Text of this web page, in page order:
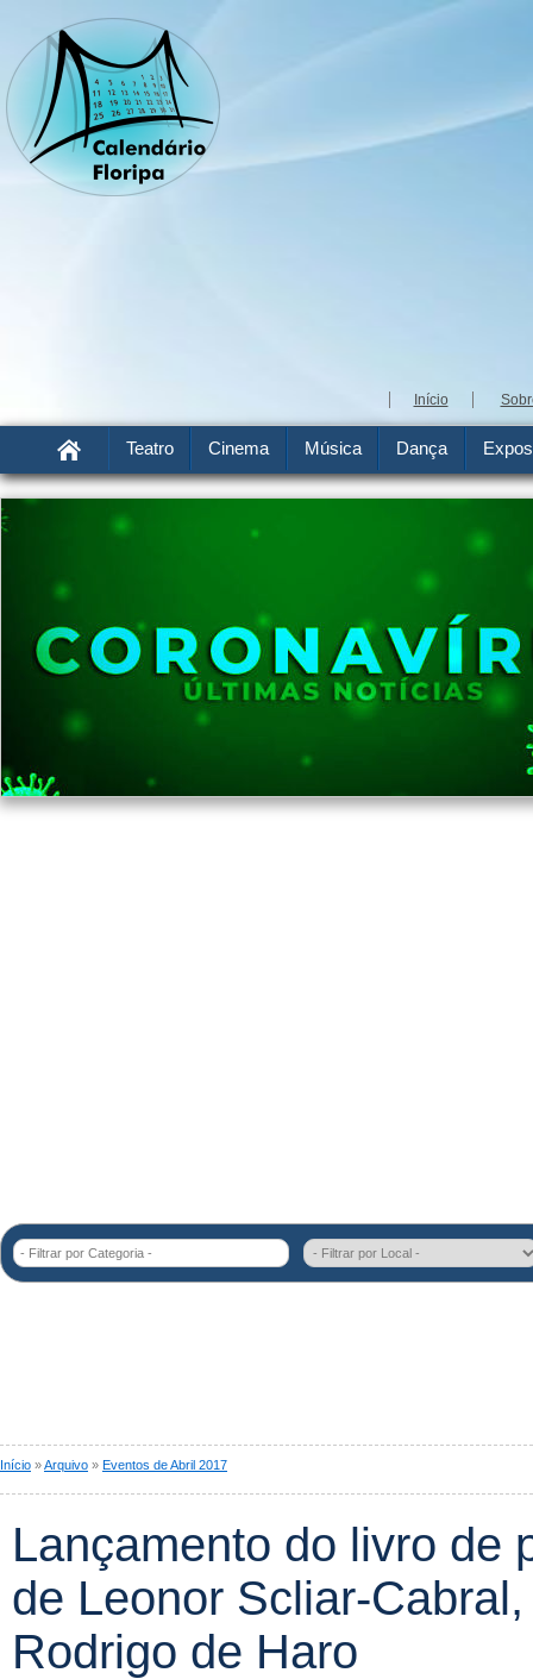
Início
Teatro Cinema Música Dança
- Filtrar por Categoria -
Início »Arquivo » Eventos de Abril 2017
Lançamento do livro de
de Leonor Scliar-
Rodrigo de Haro